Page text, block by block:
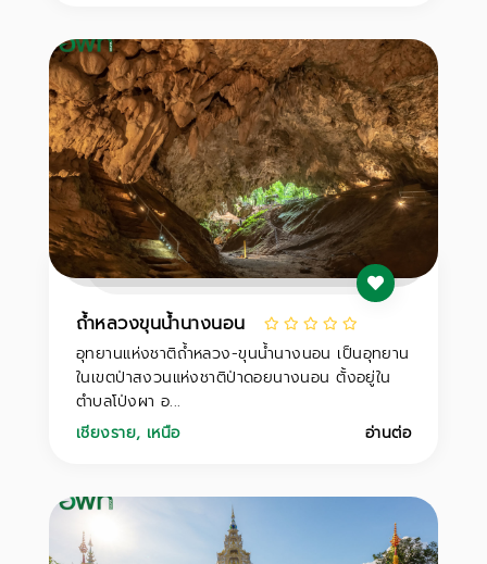
ถ้ำหลวงขุนน้ำนางนอน
อุทยานแห่งชาติถ้ำหลวง-ขุนน้ำนางนอน เป็นอุทยาน
ในเขตป่าสงวนแห่งชาติป่าดอยนางนอน ตั้งอยู่ใน
ตำบลโป่งผา อ...
เชียงราย, เหนือ อ่านต่อ